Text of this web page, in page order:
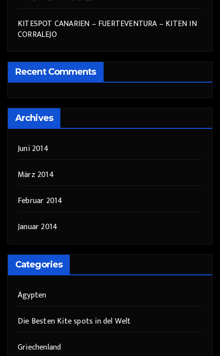
KITESPOT CANARIEN – FUERTEVENTURA – KITEN IN
CORRALEJO
Recent Comments
Archives
Juni 2014
März 2014
Februar 2014
Januar 2014
Categories
Ägypten
Die Besten Kite spots in del Welt
Griechenland